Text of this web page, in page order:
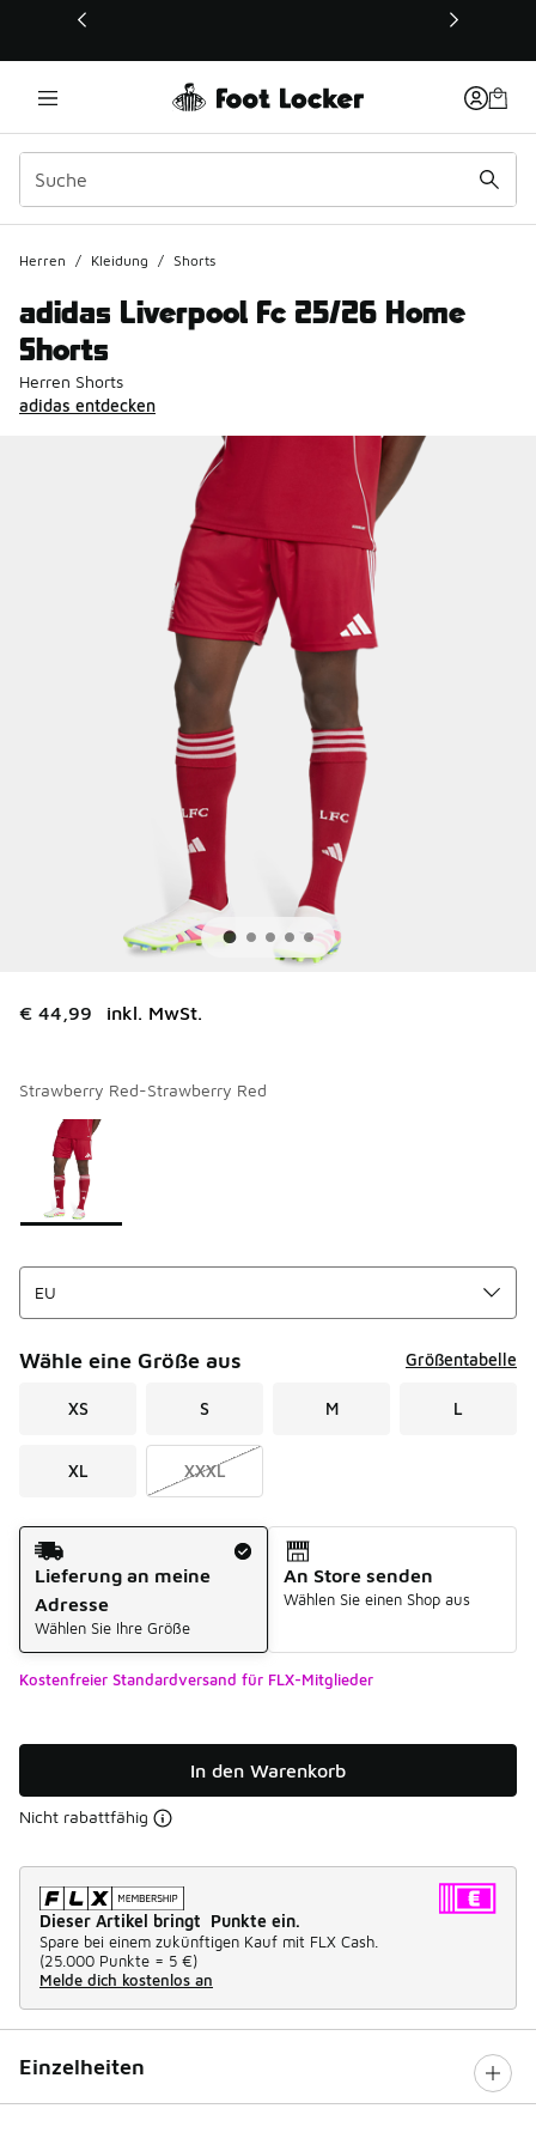
Dieser Link öffnet sich in einem neuen Fenster
Herren / Kleidung / Shorts
adidas Liverpool Fc 25/26 Home
Shorts
Herren Shorts
adidas entdecken
€ 44,99 inkl. MwSt.
Strawberry Red-Strawberry Red
Seite 1 von 1 zeigt die Farben 1 bis 1 von 1 an.
Bitte wählen Sie einen Stil aus
Wähle eine Größe aus Größentabelle
XS S M L
XL XXXL
Versandart
Lieferung an meine
Adresse
Wählen Sie Ihre Größe
An Store senden
Wählen Sie einen Shop aus
Kostenfreier Standardversand für FLX-Mitglieder
In den Warenkorb
Nicht rabattfähig
Dieser Artikel bringt Punkte ein.
Spare bei einem zukünftigen Kauf mit FLX Cash.
(25.000 Punkte = 5 €)
Melde dich kostenlos an
Einzelheiten